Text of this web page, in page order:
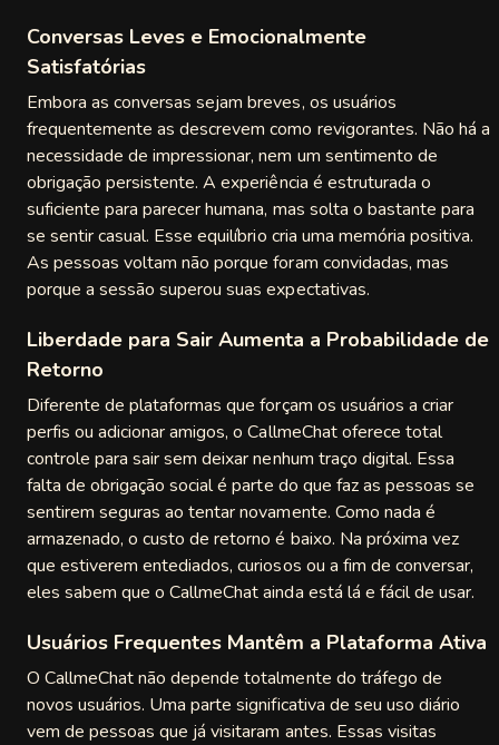
Conversas Leves e Emocionalmente
Satisfatórias
Embora as conversas sejam breves, os usuários
frequentemente as descrevem como revigorantes. Não há a
necessidade de impressionar, nem um sentimento de
obrigação persistente. A experiência é estruturada o
suficiente para parecer humana, mas solta o bastante para
se sentir casual. Esse equilíbrio cria uma memória positiva.
As pessoas voltam não porque foram convidadas, mas
porque a sessão superou suas expectativas.
Liberdade para Sair Aumenta a Probabilidade de
Retorno
Diferente de plataformas que forçam os usuários a criar
perfis ou adicionar amigos, o CallmeChat oferece total
controle para sair sem deixar nenhum traço digital. Essa
falta de obrigação social é parte do que faz as pessoas se
sentirem seguras ao tentar novamente. Como nada é
armazenado, o custo de retorno é baixo. Na próxima vez
que estiverem entediados, curiosos ou a fim de conversar,
eles sabem que o CallmeChat ainda está lá e fácil de usar.
Usuários Frequentes Mantêm a Plataforma Ativa
O CallmeChat não depende totalmente do tráfego de
novos usuários. Uma parte significativa de seu uso diário
vem de pessoas que já visitaram antes. Essas visitas